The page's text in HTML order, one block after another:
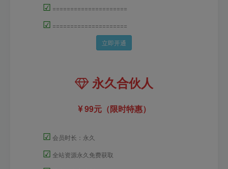
☑ =====================
☑ =====================
立即开通
永久合伙人
99元（限时特惠）
☑ 会员时长：永久
☑ 全站资源永久免费获取